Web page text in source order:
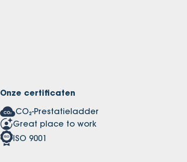
Onze certificaten
CO₂-Prestatieladder
Great place to work
ISO 9001